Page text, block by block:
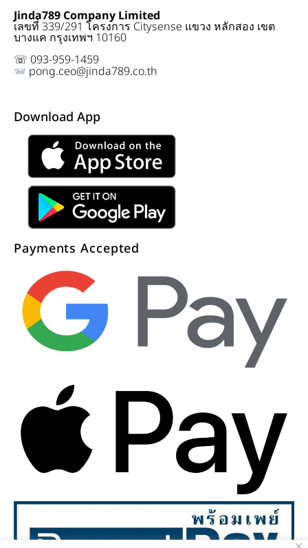
Jinda789 Company Limited
เลขที่ 339/291 โครงการ Citysense แขวง หลักสอง เขต
บางแค กรุงเทพฯ 10160
☏ 093-959-1459
pong.ceo@jinda789.co.th
Download App
Payments Accepted